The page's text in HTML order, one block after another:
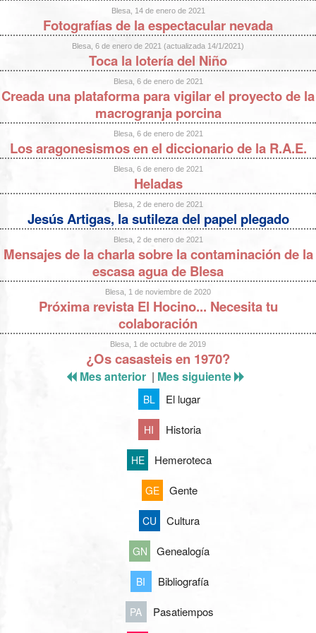
Blesa, 14 de enero de 2021
Fotografías de la espectacular nevada
Blesa, 6 de enero de 2021 (actualizada 14/1/2021)
Toca la lotería del Niño
Blesa, 6 de enero de 2021
Creada una plataforma para vigilar el proyecto de la
macrogranja porcina
Blesa, 6 de enero de 2021
Los aragonesismos en el diccionario de la R.A.E.
Blesa, 6 de enero de 2021
Heladas
Blesa, 2 de enero de 2021
Jesús Artigas, la sutileza del papel plegado
Blesa, 2 de enero de 2021
Mensajes de la charla sobre la contaminación de la
escasa agua de Blesa
Blesa, 1 de noviembre de 2020
Próxima revista El Hocino... Necesita tu
colaboración
Blesa, 1 de octubre de 2019
¿Os casasteis en 1970?
Mes anterior| Mes siguiente
BL El lugar
HI Historia
HE Hemeroteca
GE Gente
CU Cultura
GN Genealogía
BI Bibliografía
PA Pasatiempos